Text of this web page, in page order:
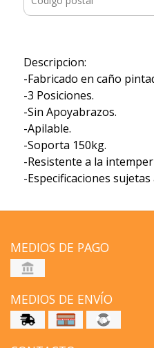
Descripcion:
-Fabricado en caño
-3 Posiciones.
-Sin Apoyabrazos.
-Apilable.
-Soporta 150kg.
-Resistente a la
-Especificaciones
MEDIOS DE PAGO
MEDIOS DE ENVÍO